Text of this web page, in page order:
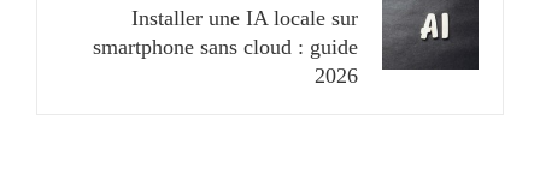
Installer une IA locale sur
smartphone sans cloud : guide
2026